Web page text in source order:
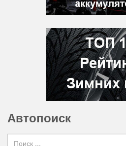
Автопоиск
Search for